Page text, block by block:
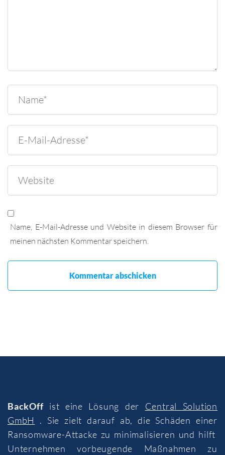
Name, E-Mail-Adresse und Website in diesem Browser für
meinen nächsten Kommentar speichern.
BackOffist eine Lösung der Central Solution
GmbH
. Sie zielt darauf ab, die Schäden einer
Ransomware-Attacke zu minimalisieren und hilft
Unternehmen vorbeugende Maßnahmen zu